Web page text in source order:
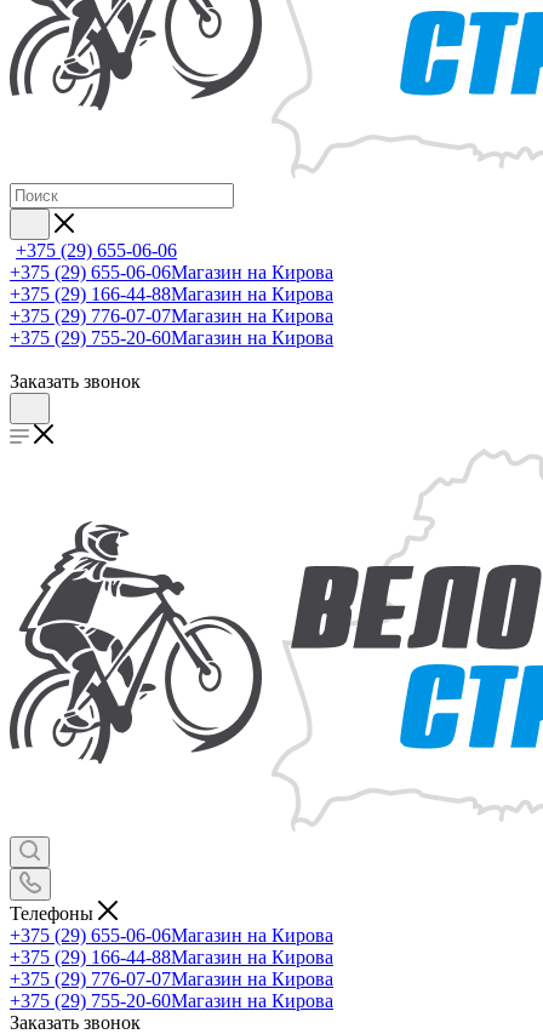
+375 (29) 655-06-06
+375 (29) 655-06-06Магазин на Кирова
+375 (29) 166-44-88Магазин на Кирова
+375 (29) 776-07-07Магазин на Кирова
+375 (29) 755-20-60Магазин на Кирова
Заказать звонок
Телефоны
+375 (29) 655-06-06Магазин на Кирова
+375 (29) 166-44-88Магазин на Кирова
+375 (29) 776-07-07Магазин на Кирова
+375 (29) 755-20-60Магазин на Кирова
Заказать звонок